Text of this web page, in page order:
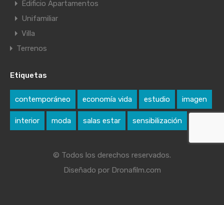
Edificio Apartamentos
Unifamiliar
Villa
Terrenos
Etiquetas
contemporáneo economía vida estudio imagen
interior moda salas estar sensibilización
© Todos los derechos reservados.
Diseñado por Dronafilm.com